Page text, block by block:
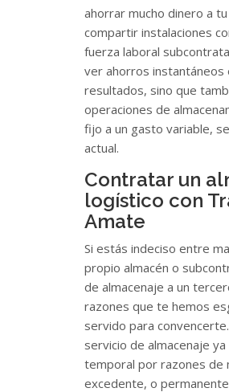
ahorrar mucho dinero a
compartir instalaciones
fuerza laboral
ver ahorros instantáneos
resultados, sino que
operaciones de
fijo a un gasto variable,
actual.
Contratar un
logístico con
Amate
Si estás indeciso entre
propio almacén o
de almacenaje a un
razones que te hemos
servido para
servicio de almacenaje
temporal por razones de
excedente, o